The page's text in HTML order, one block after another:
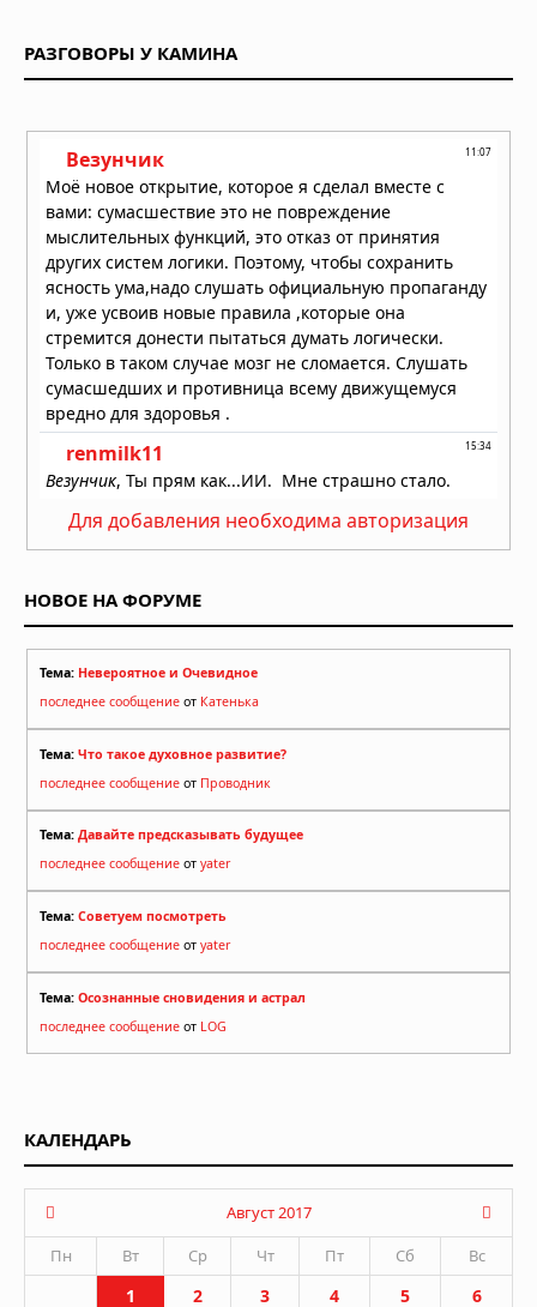
РАЗГОВОРЫ У КАМИНА
Для добавления необходима авторизация
НОВОЕ НА ФОРУМЕ
Тема: Невероятное и Очевидное
последнее сообщение от Катенька
Тема: Что такое духовное развитие?
последнее сообщение от Проводник
Тема: Давайте предсказывать будущее
последнее сообщение от yater
Тема: Советуем посмотреть
последнее сообщение от yater
Тема: Осознанные сновидения и астрал
последнее сообщение от LOG
КАЛЕНДАРЬ
Август 2017
Пн
Вт Ср Чт Пт Сб Вс
1 2 3 4 5
6